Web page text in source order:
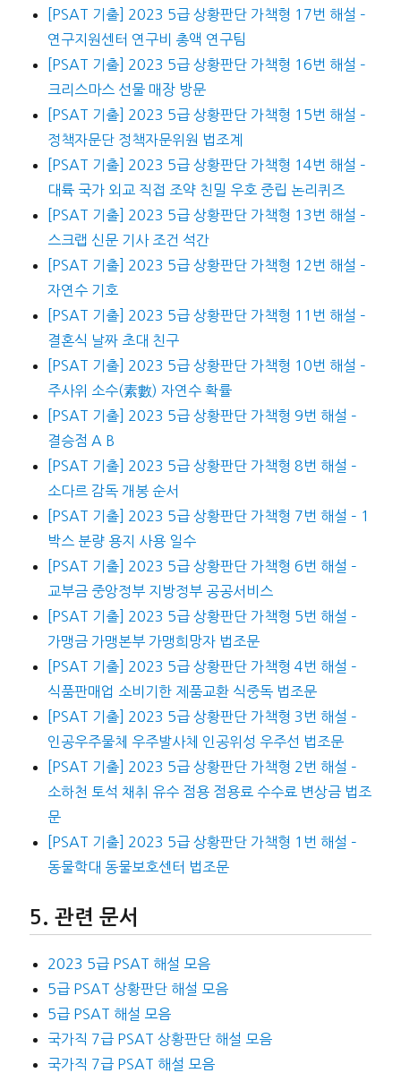
[PSAT 기출] 2023 5급 상황판단 가책형 17번 해설 –
연구지원센터 연구비 총액 연구팀
[PSAT 기출] 2023 5급 상황판단 가책형 16번 해설 –
크리스마스 선물 매장 방문
[PSAT 기출] 2023 5급 상황판단 가책형 15번 해설 –
정책자문단 정책자문위원 법조계
[PSAT 기출] 2023 5급 상황판단 가책형 14번 해설 –
대륙 국가 외교 직접 조약 친밀 우호 중립 논리퀴즈
[PSAT 기출] 2023 5급 상황판단 가책형 13번 해설 –
스크랩 신문 기사 조건 석간
[PSAT 기출] 2023 5급 상황판단 가책형 12번 해설 –
자연수 기호
[PSAT 기출] 2023 5급 상황판단 가책형 11번 해설 –
결혼식 날짜 초대 친구
[PSAT 기출] 2023 5급 상황판단 가책형 10번 해설 –
주사위 소수(素數) 자연수 확률
[PSAT 기출] 2023 5급 상황판단 가책형 9번 해설 –
결승점 A B
[PSAT 기출] 2023 5급 상황판단 가책형 8번 해설 –
소다르 감독 개봉 순서
[PSAT 기출] 2023 5급 상황판단 가책형 7번 해설 – 1
박스 분량 용지 사용 일수
[PSAT 기출] 2023 5급 상황판단 가책형 6번 해설 –
교부금 중앙정부 지방정부 공공서비스
[PSAT 기출] 2023 5급 상황판단 가책형 5번 해설 –
가맹금 가맹본부 가맹희망자 법조문
[PSAT 기출] 2023 5급 상황판단 가책형 4번 해설 –
식품판매업 소비기한 제품교환 식중독 법조문
[PSAT 기출] 2023 5급 상황판단 가책형 3번 해설 –
인공우주물체 우주발사체 인공위성 우주선 법조문
[PSAT 기출] 2023 5급 상황판단 가책형 2번 해설 –
소하천 토석 채취 유수 점용 점용료 수수료 변상금 법조
문
[PSAT 기출] 2023 5급 상황판단 가책형 1번 해설 –
동물학대 동물보호센터 법조문
관련 문서
2023 5급 PSAT 해설 모음
5급 PSAT 상황판단 해설 모음
5급 PSAT 해설 모음
국가직 7급 PSAT 상황판단 해설 모음
국가직 7급 PSAT 해설 모음